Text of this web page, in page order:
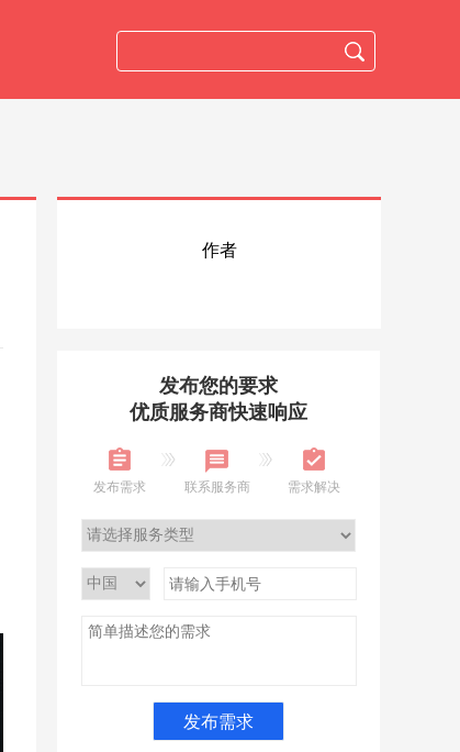
作者
发布您的要求
优质服务商快速响应
发布需求 联系服务商 需求解决